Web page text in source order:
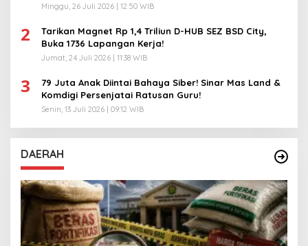
Minggu, 26 Juli 2026 | 12:50 WIB
2
Tarikan Magnet Rp 1,4 Triliun D-HUB SEZ BSD City,
Buka 1736 Lapangan Kerja!
Jumat, 24 Juli 2026 | 11:38 WIB
3
79 Juta Anak Diintai Bahaya Siber! Sinar Mas Land &
Komdigi Persenjatai Ratusan Guru!
Senin, 13 Juli 2026 | 09:12 WIB
DAERAH